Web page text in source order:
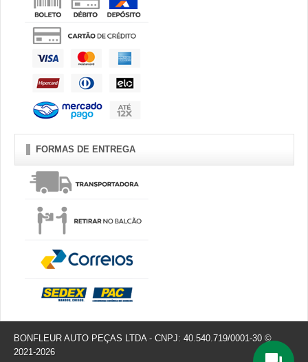
FORMAS DE ENTREGA
BONFLEUR AUTO PEÇAS LTDA - CNPJ: 40.540.719/0001-30 ©
2021-2026